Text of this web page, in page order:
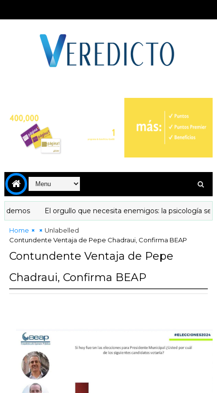
El orgullo que necesita enemigos: la psicología
Home
Unlabelled
Contundente Ventaja de Pepe Chadraui, Confirma BEAP
Contundente Ventaja de Pepe
Chadraui, Confirma BEAP